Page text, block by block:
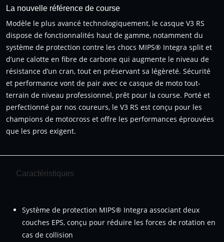
La nouvelle référence de course
Modèle le plus avancé technologiquement, le casque V3 RS
dispose de fonctionnalités haut de gamme, notamment du
système de protection contre les chocs MIPS® Integra split et
d’une calotte en fibre de carbone qui augmente le niveau de
résistance d’un cran, tout en préservant sa légèreté. Sécurité
et performance vont de pair avec ce casque de moto tout-
terrain de niveau professionnel, prêt pour la course. Porté et
perfectionné par nos coureurs, le V3 RS est conçu pour les
champions de motocross et offre les performances éprouvées
que les pros exigent.
Caractéristiques
Système de protection MIPS® Integra associant deux
couches EPS, conçu pour réduire les forces de rotation en
cas de collision